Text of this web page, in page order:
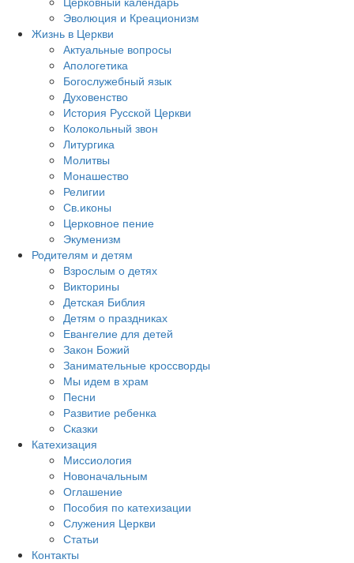
Эволюция и Креационизм
Жизнь в Церкви
Актуальные вопросы
Апологетика
Богослужебный язык
Духовенство
История Русской Церкви
Колокольный звон
Литургика
Молитвы
Монашество
Религии
Св.иконы
Церковное пение
Экуменизм
Родителям и детям
Взрослым о детях
Викторины
Детская Библия
Детям о праздниках
Евангелие для детей
Закон Божий
Занимательные кроссворды
Мы идем в храм
Песни
Развитие ребенка
Сказки
Катехизация
Миссиология
Новоначальным
Оглашение
Пособия по катехизации
Служения Церкви
Статьи
Контакты